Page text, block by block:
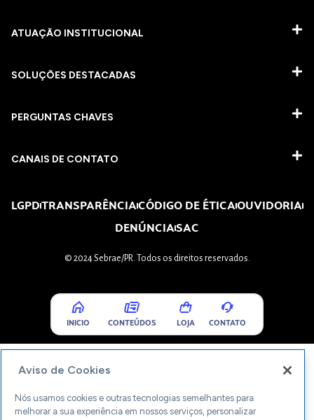
ATUAÇÃO INSTITUCIONAL
SOLUÇÕES DESTACADAS
PERGUNTAS CHAVES​
CANAIS DE CONTATO
LGPDTRANSPARÊNCIACÓDIGO DE ÉTICAOUVIDORIA
DENÚNCIASAC
© 2024 Sebrae/PR. Todos os direitos reservados.
INICIO CONTEÚDOS LOJA CONTATO
Aviso de Cookies
Nós usamos cookies e outras tecnologias semelhantes para
melhorar a sua experiência em nossos serviços, personalizar